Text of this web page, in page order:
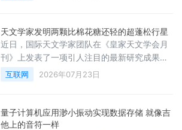
在《美国国家科学院院刊》（PNAS）上的最
于宏观的规模，更在于单个神经元自身就拥有
超乎想象的强大计算能力。
天文学家发明两颗比棉花糖还轻的超蓬松行星
近日，国际天文学家团队在《皇家天文学会月
刊》上发表了一项引人注目的最新研究成果，
宣布在距离地球约1110光年外的南天星座“飞鱼
座”中，发现了两颗密度极低的“超级蓬松”巨行
为科学家研究奇异行星的起源与演化提供了罕
见的全新窗口。
互联网 2026年07月23日
量子计算机应用渺小振动实现数据存储 就像吉
他上的音符一样